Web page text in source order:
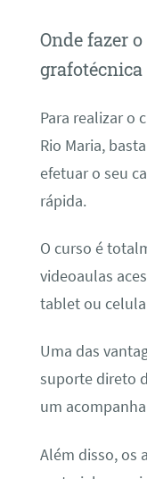
Onde fazer
Para realizar o
Rio Maria,
efetuar o seu
rápida.
O curso é
videoaulas
tablet ou
Uma das
suporte direto
um
Além disso, os